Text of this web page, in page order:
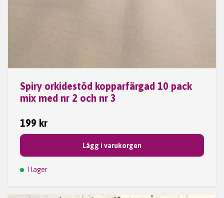
Spiry orkidestöd kopparfärgad 10 pack
mix med nr 2 och nr 3
199 kr
Lägg i varukorgen
I lager